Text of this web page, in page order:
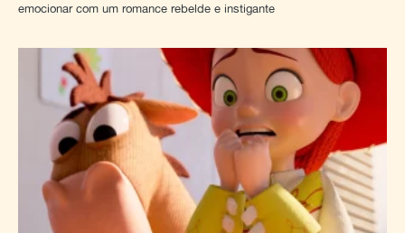
emocionar com um romance rebelde e instigante